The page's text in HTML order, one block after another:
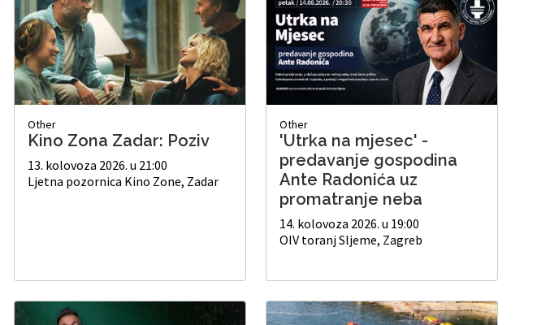
Other
Kino Zona Zadar: Poziv
13. kolovoza 2026. u 21:00
Ljetna pozornica Kino Zone, Zadar
Other
'Utrka na mjesec' -
predavanje gospodina
Ante Radonića uz
promatranje neba
14. kolovoza 2026. u 19:00
OIV toranj Sljeme, Zagreb